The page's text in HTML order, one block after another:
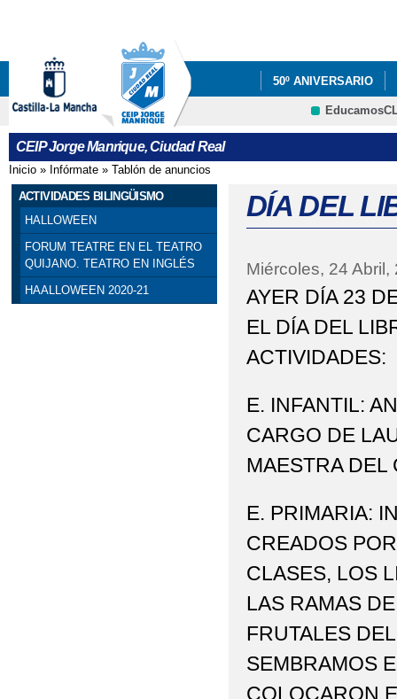
50º ANIVERSARIO
PROYECTOS
TALLER
VÍDEO TV CIUDAD
CEIP Jorge Manrique, Ciudad Real
Se encuentra usted aquí
Inicio » Infórmate » Tablón de anuncios
ACTIVIDADES BILINGÜISMO
HALLOWEEN
FORUM TEATRE EN EL TEATRO
QUIJANO. TEATRO EN INGLÉS
HAALLOWEEN 2020-21
DÍA DEL
Miércoles, 24 Abril,
AYER DÍA 23
EL DÍA DEL
ACTIVIDADES:
E. INFANTIL:
CARGO DE
MAESTRA DEL
E. PRIMARIA:
CREADOS
CLASES, LOS
LAS RAMAS
FRUTALES
SEMBRAMOS
COLOCARON